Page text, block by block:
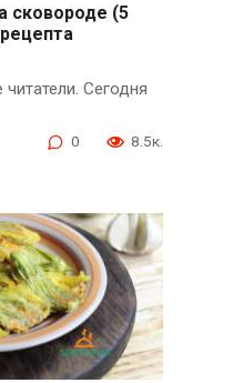
сковороде (5
Сегодня
0 8.5к.